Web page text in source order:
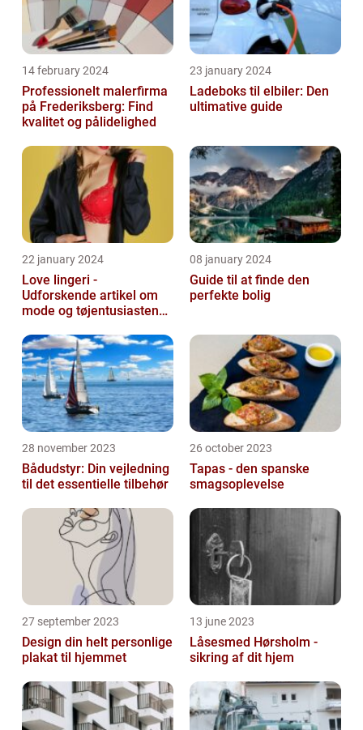
14 february 2024
Professionelt malerfirma
på Frederiksberg: Find
kvalitet og pålidelighed
23 january 2024
Ladeboks til elbiler: Den
ultimative guide
22 january 2024
Love lingeri -
Udforskende artikel om
mode og tøjentusiastens
08 january 2024
Guide til at finde den
perfekte bolig
28 november 2023
Bådudstyr: Din vejledning
til det essentielle tilbehør
26 october 2023
Tapas - den spanske
smagsoplevelse
27 september 2023
Design din helt personlige
plakat til hjemmet
13 june 2023
Låsesmed Hørsholm -
sikring af dit hjem